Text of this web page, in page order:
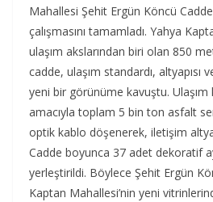
Mahallesi Şehit Ergün Köncü
çalışmasını tamamladı. Yahya
ulaşım akslarından biri olan 850
cadde, ulaşım standardı, altyapısı
yeni bir görünüme kavuştu.
amacıyla toplam 5 bin ton asfalt
optik kablo döşenerek, iletişim
Cadde boyunca 37 adet dekoratif
yerleştirildi. Böylece Şehit Ergün
Kaptan Mahallesi’nin yeni